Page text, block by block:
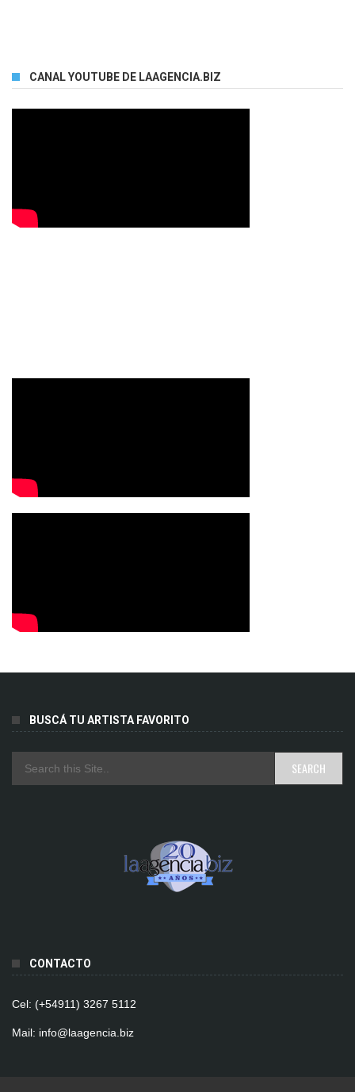
CANAL YOUTUBE DE LAAGENCIA.BIZ
BUSCÁ TU ARTISTA FAVORITO
CONTACTO
Cel: (+54911) 3267 5112
Mail: info@laagencia.biz